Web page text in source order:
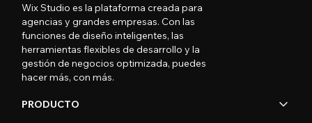
Wix Studio es la plataforma creada para
agencias y grandes empresas. Con las
funciones de diseño inteligentes, las
herramientas flexibles de desarrollo y la
gestión de negocios optimizada, puedes
hacer más, con más.
PRODUCTO